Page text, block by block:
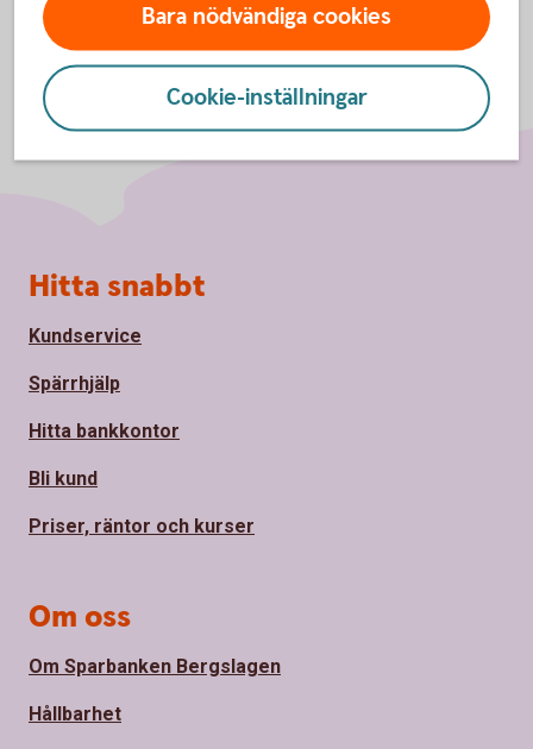
Bara nödvändiga cookies
Cookie-inställningar
Sidfot
Hitta snabbt
Kundservice
Spärrhjälp
Hitta bankkontor
Bli kund
Priser, räntor och kurser
Om oss
Om Sparbanken Bergslagen
Hållbarhet